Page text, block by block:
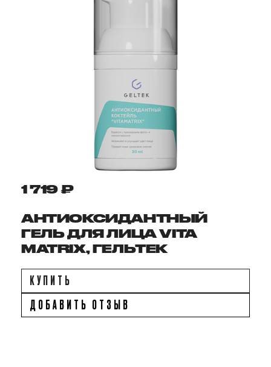
1 719 ₽
АНТИОКСИДАНТНЫЙ
ГЕЛЬ ДЛЯ ЛИЦА VITA
MATRIX, ГЕЛЬТЕК
КУПИТЬ
ДОБАВИТЬ ОТЗЫВ